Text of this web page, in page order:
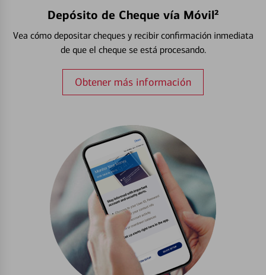
Depósito de Cheque vía Móvil²
Vea cómo depositar cheques y recibir confirmación inmediata
de que el cheque se está procesando.
Obtener más información